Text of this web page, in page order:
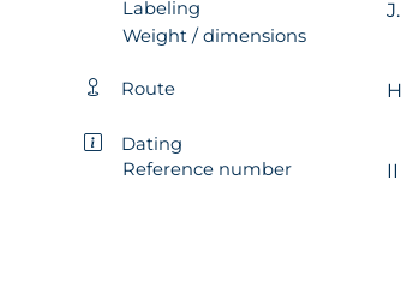
Labeling
Weight / dimensions
Route
Dating
Reference number